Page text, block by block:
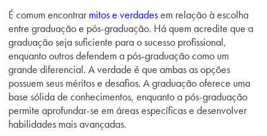
É comum encontrarmitos e verdadesem relação à escolha
entre graduação e pós-graduação. Há quem acredite que a
graduação seja suficiente para o sucesso profissional,
enquanto outros defendem a pós-graduação como um
grande diferencial. A verdade é que ambas as opções
possuem seus méritos e desafios. A graduação oferece uma
base sólida de conhecimentos, enquanto a pós-graduação
permite aprofundar-se em áreas específicas e desenvolver
habilidades mais avançadas.